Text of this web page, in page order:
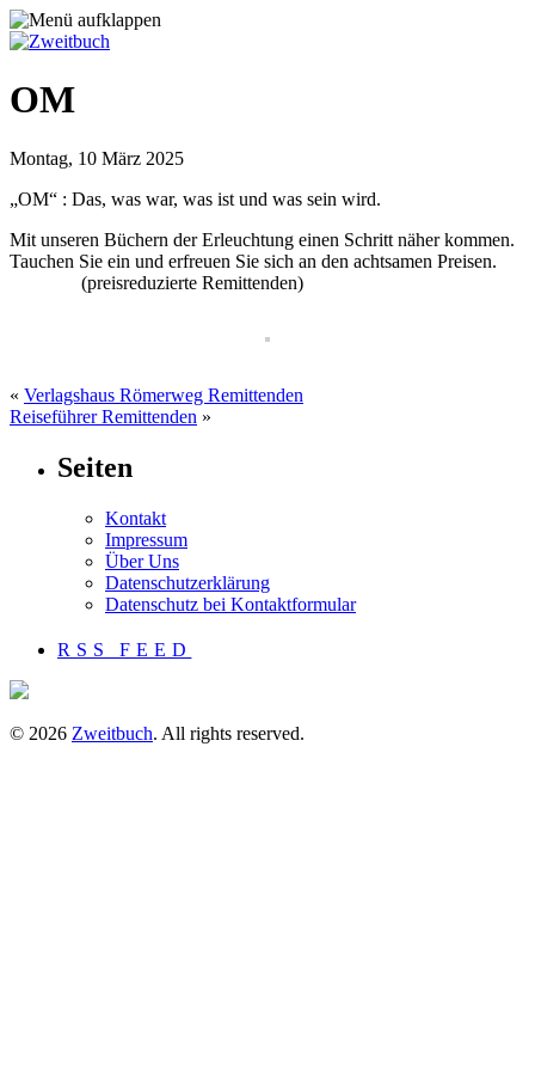
OM
Montag, 10 März 2025
„OM“ : Das, was war, was ist und was sein wird.
Mit unseren Büchern der Erleuchtung einen Schritt näher kommen.
Tauchen Sie ein und erfreuen Sie sich an den achtsamen Preisen.
(preisreduzierte Remittenden)
« Verlagshaus Römerweg Remittenden
Reiseführer Remittenden »
Seiten
Kontakt
Impressum
Über Uns
Datenschutzerklärung
Datenschutz bei Kontaktformular
RSS FEED
© 2026 Zweitbuch. All rights reserved.